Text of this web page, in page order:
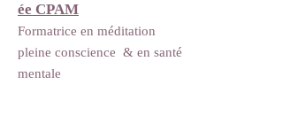
ée CPAM
Formatrice en méditation
pleine conscience & en santé
mentale